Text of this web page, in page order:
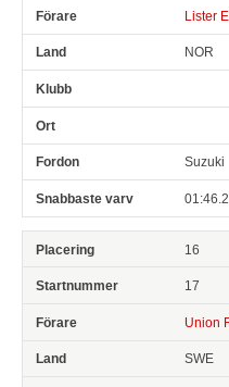
Lister
NOR
Suzuki
16
17
Union
SWE